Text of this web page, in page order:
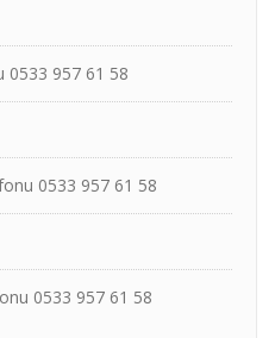
0533 957 61 58
0533 957 61 58
0533 957 61 58